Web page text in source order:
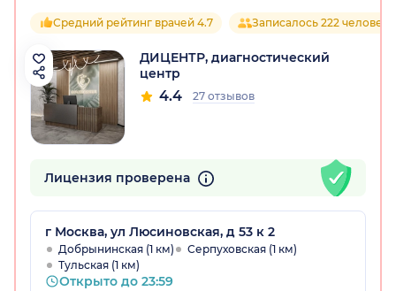
Средний рейтинг врачей 4.7 Записалось 222 человека
ДИЦЕНТР, диагностический
центр
4.4 27 отзывов
Лицензия проверена
г Москва, ул Люсиновская, д 53 к 2
Добрынинская (1 км)
Серпуховская (1 км)
Тульская (1 км)
Открыто до 23:59